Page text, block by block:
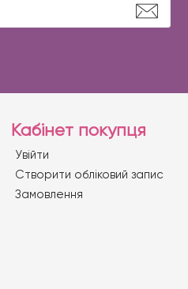
Кабінет покупця
Увійти
Створити обліковий запис
Замовлення